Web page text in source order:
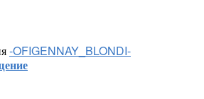
-OFIGENNAY_BLONDI-